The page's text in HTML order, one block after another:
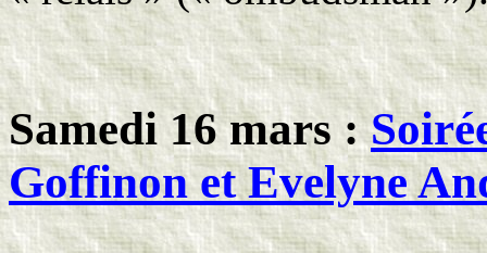
Samedi 16 mars :
Goffinon et Evelyne